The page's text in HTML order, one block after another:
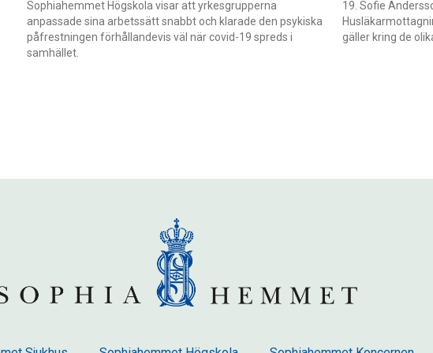
Sophiahemmet Högskola visar att yrkesgrupperna
anpassade sina arbetssätt snabbt och klarade den psykiska
påfrestningen förhållandevis väl när covid-19 spreds i
samhället.
19. Sofie
gäller kring de